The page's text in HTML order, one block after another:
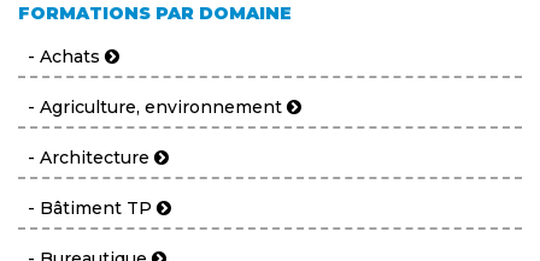
FORMATIONS PAR DOMAINE
- Achats
- Agriculture, environnement
- Architecture
- Bâtiment TP